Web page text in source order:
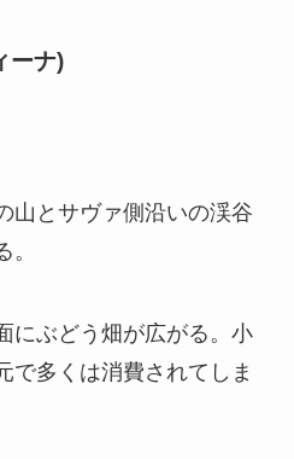
ーナ)
山とサヴァ側沿いの渓谷
にぶどう畑が広がる。小
で多くは消費されてしま